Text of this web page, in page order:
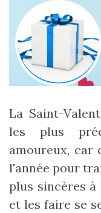
La Saint-
les plus
amoureux, car
l'année pour
plus sincères à
et les faire se